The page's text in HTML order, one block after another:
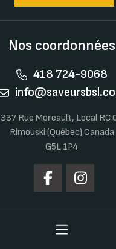
Nos coordonnées
418 724-9068
337 Rue Moreault, Local
Rimouski (Québec) Canada
G5L 1P4